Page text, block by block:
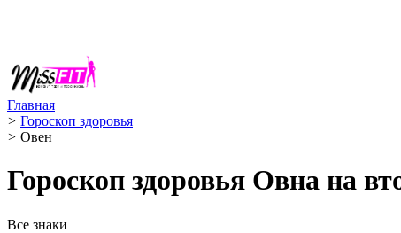
Главная
> Гороскоп здоровья
> Овен ️
Гороскоп здоровья Овна на
Все знаки